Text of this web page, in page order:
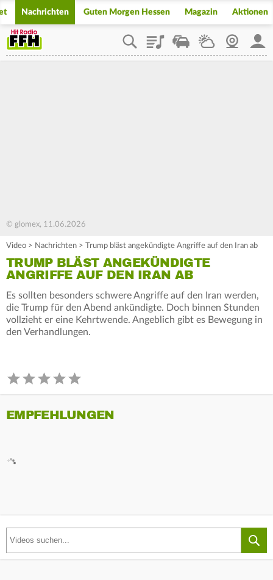
Nachrichten Guten Morgen Hessen Magazin Aktionen
PlaylistStaupilotWetterWebcam
© glomex, 11.06.2026
Video > Nachrichten > Trump bläst angekündigte Angriffe auf den Iran ab
TRUMP BLÄST ANGEKÜNDIGTE
ANGRIFFE AUF DEN IRAN AB
Es sollten besonders schwere Angriffe auf den Iran werden,
die Trump für den Abend ankündigte. Doch binnen Stunden
vollzieht er eine Kehrtwende. Angeblich gibt es Bewegung in
den Verhandlungen.
EMPFEHLUNGEN